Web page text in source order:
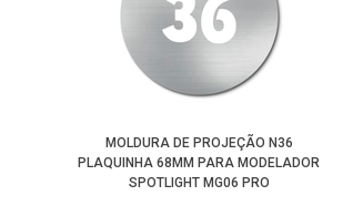
MOLDURA DE PROJEÇÃO N36
PLAQUINHA 68MM PARA MODELADOR
SPOTLIGHT MG06 PRO